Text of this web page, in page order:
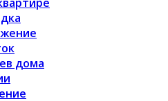
дома